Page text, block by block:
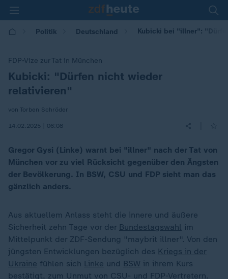
Politik Deutschland Kubicki bei "illner":
FDP-Vize zur Tat in München
:Kubicki: "Dürfen nicht wieder
relativieren"
von Torben Schröder
14.02.2025 | 06:08
Gregor Gysi (Linke) warnt bei "illner" nach der Tat von
München vor zu viel Rücksicht gegenüber den Ängsten
der Bevölkerung. In BSW, CSU und FDP sieht man das
gänzlich anders.
Aus aktuellem Anlass steht die innere und äußere
Sicherheit zehn Tage vor der Bundestagswahl im
Mittelpunkt der ZDF-Sendung "maybrit illner". Von den
jüngsten Entwicklungen bezüglich des Kriegs in der
Ukraine fühlen sich Linke und BSW in ihrem Kurs
bestätigt, zum Unmut von CSU- und FDP-Vertretern.